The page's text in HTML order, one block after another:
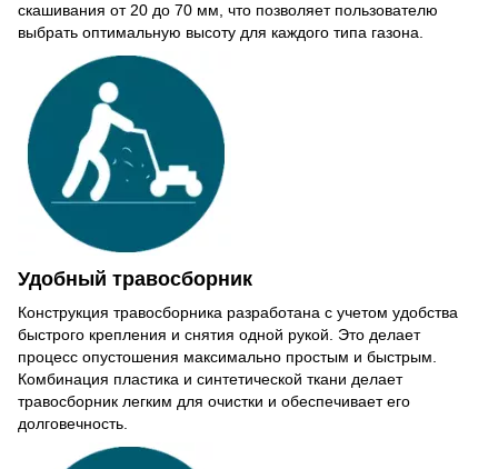
скашивания от 20 до 70 мм, что позволяет пользователю
выбрать оптимальную высоту для каждого типа газона.
Удобный травосборник
Конструкция травосборника разработана с учетом удобства
быстрого крепления и снятия одной рукой. Это делает
процесс опустошения максимально простым и быстрым.
Комбинация пластика и синтетической ткани делает
травосборник легким для очистки и обеспечивает его
долговечность.